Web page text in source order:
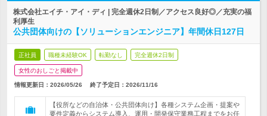
株式会社エイチ・アイ・ディ | 完全週休2日制／アクセス良好◎／充実の福
利厚生
公共団体向けの【ソリューションエンジニア】年間休日127日
正社員 職種未経験OK 転勤なし 完全週休2日制
女性のおしごと掲載中
情報更新日：2026/05/26 終了予定日： 2026/11/16
【役所などの自治体・公共団体向け】各種システム企画・提案や
要件定義からシステム導入、運用・開発保守業務工程までをお任